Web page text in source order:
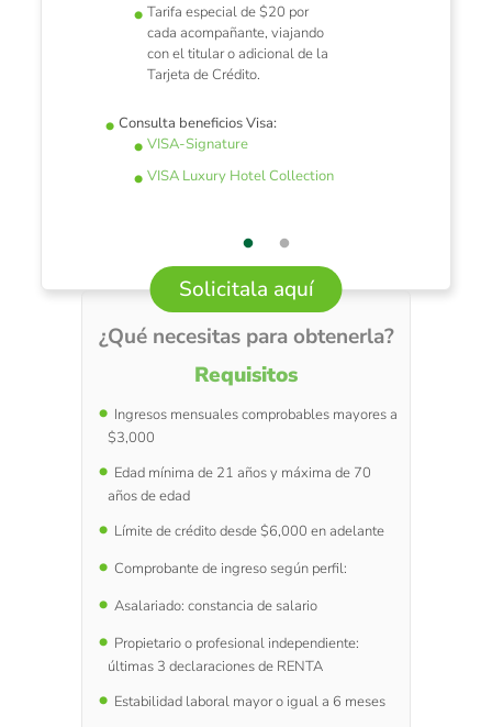
Tarifa especial de $20 por
cada acompañante, viajando
con el titular o adicional de la
Tarjeta de Crédito.
Consulta beneficios Visa:
VISA-Signature
VISA Luxury Hotel Collection
Solicitala aquí
¿Qué necesitas para obtenerla?
Requisitos
Ingresos mensuales comprobables mayores a
$3,000
Edad mínima de 21 años y máxima de 70
años de edad
Límite de crédito desde $6,000 en adelante
Comprobante de ingreso según perfil:
Asalariado: constancia de salario
Propietario o profesional independiente:
últimas 3 declaraciones de RENTA
Estabilidad laboral mayor o igual a 6 meses